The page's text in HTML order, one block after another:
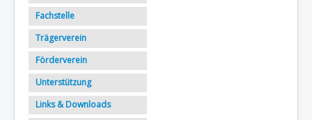
Fachstelle
Trägerverein
Förderverein
Unterstützung
Links & Downloads